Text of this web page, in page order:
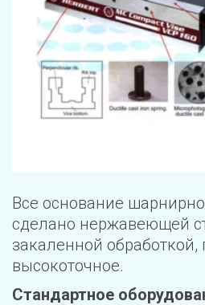
Все основание
сделано нержавеющей
закаленной обработкой,
высокоточное.
Стандартное